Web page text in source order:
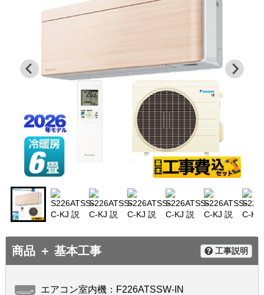
商品 ＋ 基本工事 工事説明
エアコン室内機：F226ATSSW-IN